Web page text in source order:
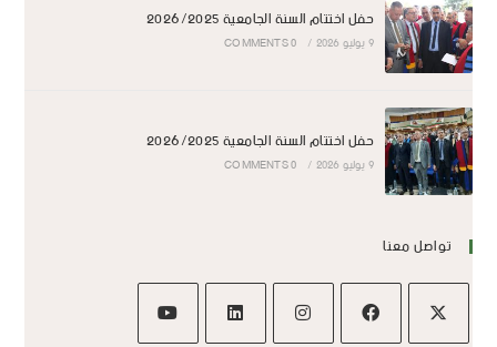
حفل اختتام السنة الجامعية 2026/2025
9 يوليو 2026 /
0 COMMENTS
حفل اختتام السنة الجامعية 2026/2025
9 يوليو 2026 /
0 COMMENTS
تواصل معنا